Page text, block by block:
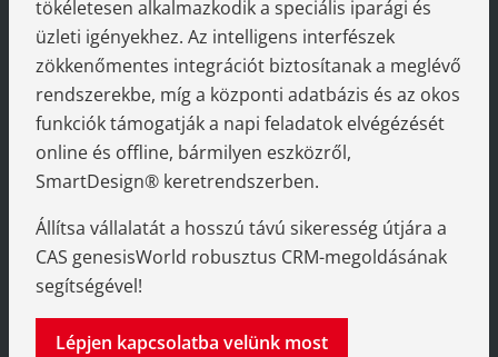
tökéletesen alkalmazkodik a speciális iparági és
üzleti igényekhez. Az intelligens interfészek
zökkenőmentes integrációt biztosítanak a meglévő
rendszerekbe, míg a központi adatbázis és az okos
funkciók támogatják a napi feladatok elvégézését
online és offline, bármilyen eszközről,
SmartDesign® keretrendszerben.
Állítsa vállalatát a hosszú távú sikeresség útjára a
CAS genesisWorld robusztus CRM-megoldásának
segítségével!
Lépjen kapcsolatba velünk most